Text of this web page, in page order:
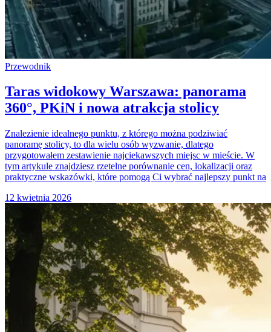
Przewodnik
Taras widokowy Warszawa: panorama
360°, PKiN i nowa atrakcja stolicy
Znalezienie idealnego punktu, z którego można podziwiać
panoramę stolicy, to dla wielu osób wyzwanie, dlatego
przygotowałem zestawienie najciekawszych miejsc w mieście. W
tym artykule znajdziesz rzetelne porównanie cen, lokalizacji oraz
praktyczne wskazówki, które pomogą Ci wybrać najlepszy punkt na
12 kwietnia 2026